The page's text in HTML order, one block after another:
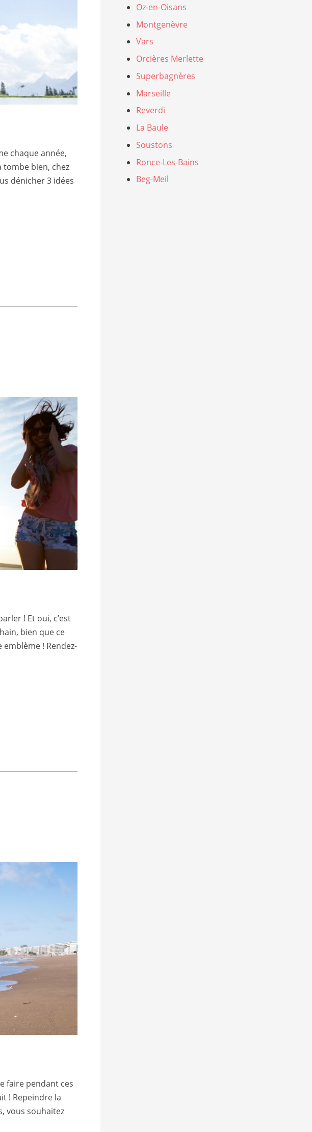
chaque année,
tombe bien, chez
dénicher 3 idées
! Et oui, c’est
bien que ce
! Rendez-
faire pendant ces
! Repeindre la
vous souhaitez
Oz-en-Oisans
Montgenèvre
Vars
Orcières Merlette
Superbagnères
Marseille
Reverdi
La Baule
Soustons
Ronce-Les-Bains
Beg-Meil